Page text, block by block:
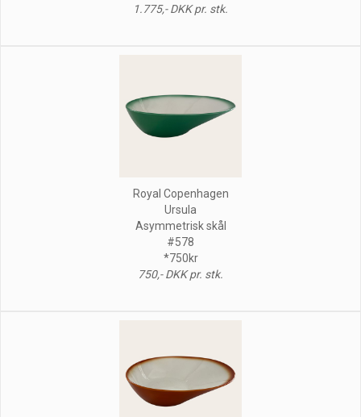
1.775,- DKK pr. stk.
Royal Copenhagen
Ursula
Asymmetrisk skål
#578
*750kr
750,- DKK pr. stk.